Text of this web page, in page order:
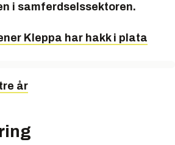
i samferdselssektoren.
Kleppa har hakk i plata
år